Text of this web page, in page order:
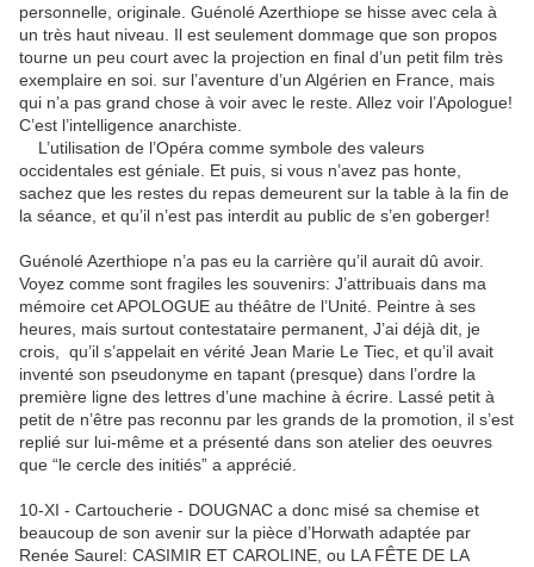
personnelle, originale. Guénolé Azerthiope se hisse avec cela à
un très haut niveau. Il est seulement dommage que son propos
tourne un peu court avec la projection en final d’un petit film très
exemplaire en soi. sur l’aventure d’un Algérien en France, mais
qui n’a pas grand chose à voir avec le reste. Allez voir l’Apologue!
C’est l’intelligence anarchiste.
L’utilisation de l’Opéra comme symbole des valeurs
occidentales est géniale. Et puis, si vous n’avez pas honte,
sachez que les restes du repas demeurent sur la table à la fin de
la séance, et qu’il n’est pas interdit au public de s’en goberger!
Guénolé Azerthiope n’a pas eu la carrière qu’il aurait dû avoir.
Voyez comme sont fragiles les souvenirs: J’attribuais dans ma
mémoire cet APOLOGUE au théâtre de l’Unité. Peintre à ses
heures, mais surtout contestataire permanent, J’ai déjà dit, je
crois, qu’il s’appelait en vérité Jean Marie Le Tiec, et qu’il avait
inventé son pseudonyme en tapant (presque) dans l’ordre la
première ligne des lettres d’une machine à écrire. Lassé petit à
petit de n’être pas reconnu par les grands de la promotion, il s’est
replié sur lui-même et a présenté dans son atelier des oeuvres
que “le cercle des initiés” a apprécié.
10-XI - Cartoucherie - DOUGNAC a donc misé sa chemise et
beaucoup de son avenir sur la pièce d’Horwath adaptée par
Renée Saurel: CASIMIR ET CAROLINE, ou LA FÊTE DE LA